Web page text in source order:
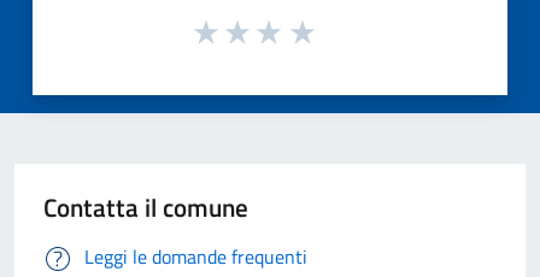
Contatta il comune
Leggi le domande frequenti